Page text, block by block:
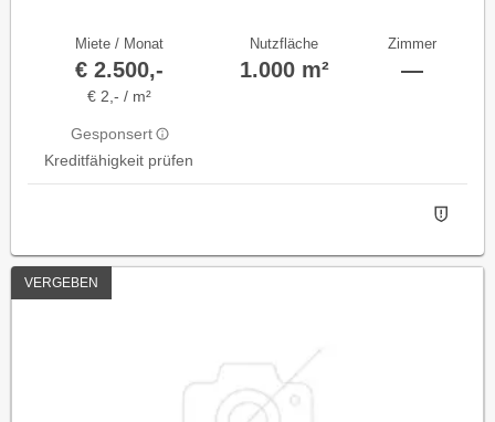
Miete / Monat
€ 2.500,-
€ 2,- / m²
Gesponsert
Kreditfähigkeit prüfen
Nutzfläche
1.000 m²
Zimmer
—
VERGEBEN